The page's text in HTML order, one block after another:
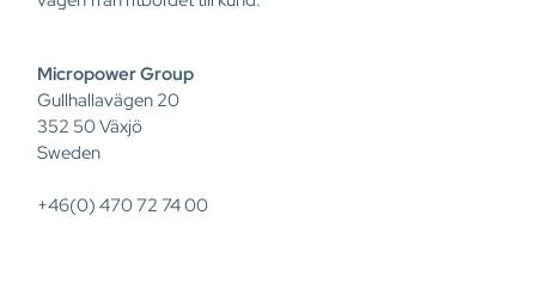
Micropower Group
Gullhallavägen 20
352 50 Växjö
Sweden
+46(0) 470 72 74 00